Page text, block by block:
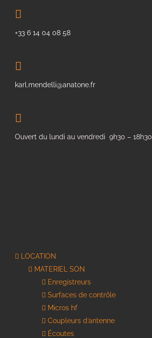
+33 6 14 04 08 58
karl.mendelli@anatone.fr
Ouvert du lundi au vendredi 9h30 – 18h30
LOCATION
MATERIEL SON
Enregistreurs
Surfaces de contrôle
Micros hf
Coupleurs d’antenne
Écoutes